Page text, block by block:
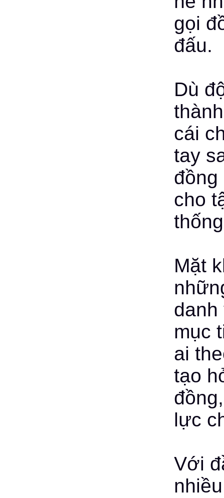
gọi
đấu.
Dù
cái
tay
đồng
cho
Mặt
mục
ai
tạo
lực
Với